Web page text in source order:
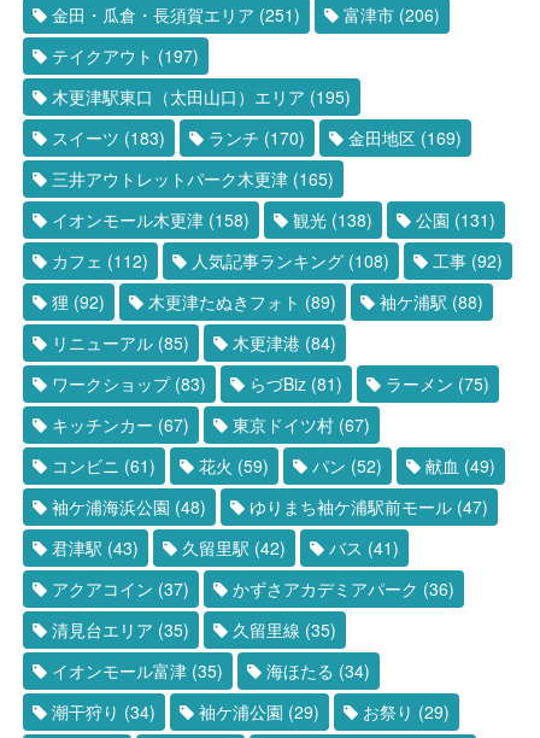
金田・瓜倉・長須賀エリア (251) 富津市 (206)
テイクアウト (197)
木更津駅東口（太田山口）エリア (195)
スイーツ (183) ランチ (170) 金田地区 (169)
三井アウトレットパーク木更津 (165)
イオンモール木更津 (158) 観光 (138) 公園 (131)
カフェ (112) 人気記事ランキング (108) 工事 (92)
狸 (92) 木更津たぬきフォト (89) 袖ケ浦駅 (88)
リニューアル (85) 木更津港 (84)
ワークショップ(83) らづBiz (81) ラーメン (75)
キッチンカー (67) 東京ドイツ村 (67)
コンビニ (61) 花火 (59) パン (52) 献血 (49)
袖ケ浦海浜公園 (48) ゆりまち袖ケ浦駅前モール (47)
君津駅 (43) 久留里駅 (42) バス (41)
アクアコイン (37) かずさアカデミアパーク (36)
清見台エリア (35) 久留里線 (35)
イオンモール富津 (35) 海ほたる (34)
潮干狩り (34) 袖ケ浦公園 (29) お祭り (29)